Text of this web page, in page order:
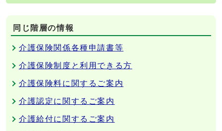
同じ階層の情報
介護保険関係各種申請書等
介護保険制度と利用できる方
介護保険料に関するご案内
介護認定に関するご案内
介護給付に関するご案内